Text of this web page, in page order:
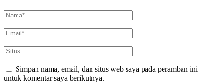
Simpan nama, email, dan situs web saya pada peramban ini
untuk komentar saya berikutnya.